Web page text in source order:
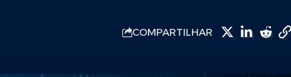
COMPARTILHAR